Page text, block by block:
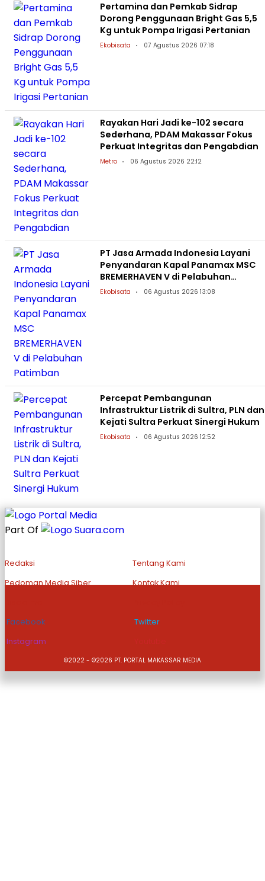
Pertamina dan Pemkab Sidrap
Dorong Penggunaan Bright Gas 5,5
Kg untuk Pompa Irigasi Pertanian
Ekobisata 07 Agustus 2026 07:18
Rayakan Hari Jadi ke-102 secara
Sederhana, PDAM Makassar Fokus
Perkuat Integritas dan Pengabdian
Metro 06 Agustus 2026 22:12
PT Jasa Armada Indonesia Layani
Penyandaran Kapal Panamax MSC
BREMERHAVEN V di Pelabuhan
Patimban
Ekobisata 06 Agustus 2026 13:08
Percepat Pembangunan
Infrastruktur Listrik di Sultra, PLN dan
Kejati Sultra Perkuat Sinergi Hukum
Ekobisata 06 Agustus 2026 12:52
Part Of
Redaksi
Tentang Kami
Pedoman Media Siber
Kontak Kami
Facebook
Twitter
Instagram
©2022 - ©2026 PT. PORTAL MAKASSAR MEDIA